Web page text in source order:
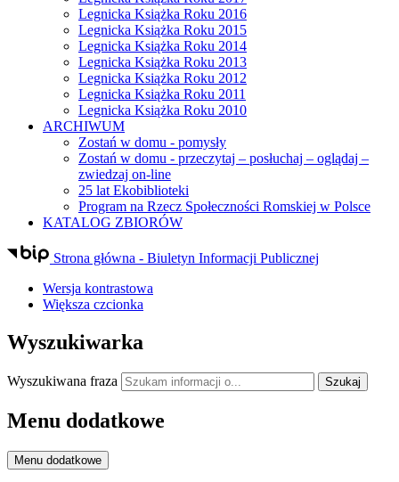
Legnicka Książka Roku 2016
Legnicka Książka Roku 2015
Legnicka Książka Roku 2014
Legnicka Książka Roku 2013
Legnicka Książka Roku 2012
Legnicka Książka Roku 2011
Legnicka Książka Roku 2010
ARCHIWUM
Zostań w domu - pomysły
Zostań w domu - przeczytaj – posłuchaj – oglądaj –
zwiedzaj on-line
25 lat Ekobiblioteki
Program na Rzecz Społeczności Romskiej w Polsce
KATALOG ZBIORÓW
Strona główna - Biuletyn Informacji Publicznej
Wersja kontrastowa
Większa czcionka
Wyszukiwarka
Wyszukiwana fraza Szukaj
Menu dodatkowe
Menu dodatkowe